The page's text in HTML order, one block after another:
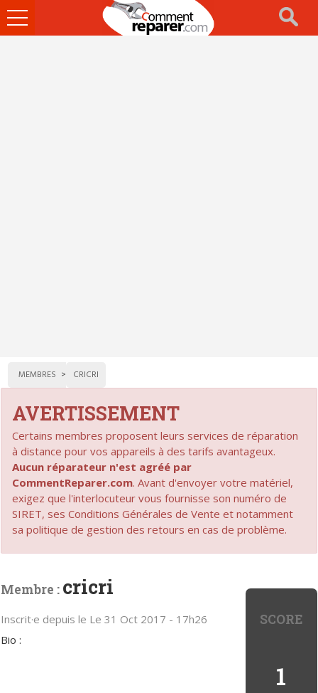
Ouvrir
le
MEMBRES CRICRI
AVERTISSEMENT
Certains membres proposent leurs services de réparation
à distance pour vos appareils à des tarifs avantageux.
Aucun réparateur n'est agréé par
CommentReparer.com. Avant d'envoyer votre matériel,
exigez que l'interlocuteur vous fournisse son numéro de
SIRET, ses Conditions Générales de Vente et notamment
sa politique de gestion des retours en cas de problème.
SCORE
1
Membre : cricri
Inscrit·e depuis le Le 31 Oct 2017 - 17h26
Bio :